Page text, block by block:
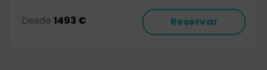
Desde 1493 € Reservar